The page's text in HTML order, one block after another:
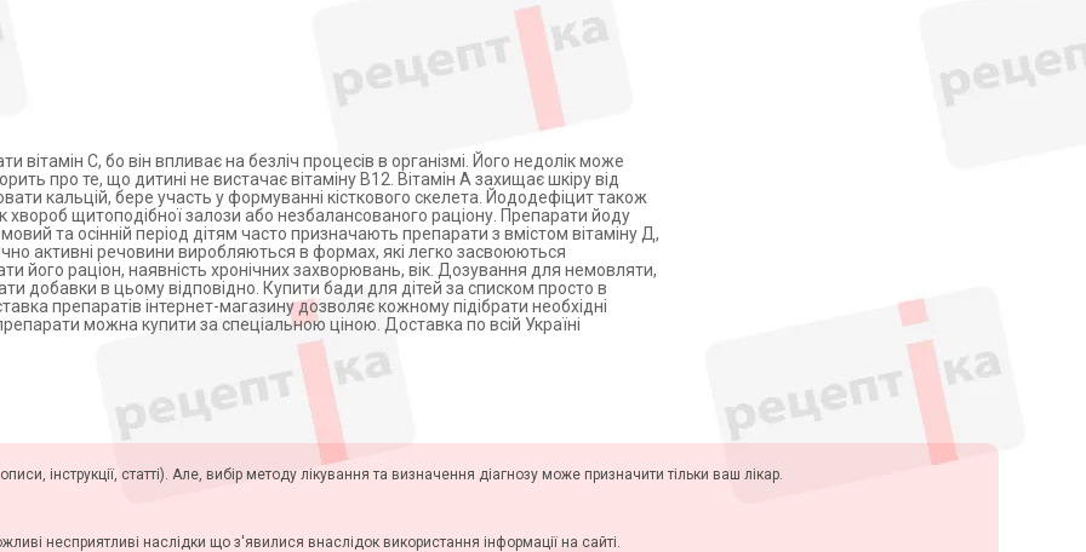
вітамін С, бо він впливає на безліч процесів в організмі. Його недолік може
про те, що дитині не вистачає вітаміну В12. Вітамін А захищає шкіру від
кальцій, бере участь у формуванні кісткового скелета. Йододефіцит також
хвороб щитоподібної залози або незбалансованого раціону. Препарати йоду
та осінній період дітям часто призначають препарати з вмістом вітаміну Д,
активні речовини виробляються в формах, які легко засвоюються
його раціон, наявність хронічних захворювань, вік. Дозування для немовляти,
добавки в цьому відповідно. Купити бади для дітей за списком просто в
препаратів інтернет-магазину дозволяє кожному підібрати необхідні
можна купити за спеціальною ціною. Доставка по всій Україні
інструкції, статті). Але, вибір методу лікування та визначення діагнозу може призначити тільки ваш лікар.
несприятливі наслідки що з'явилися внаслідок використання інформації на сайті.